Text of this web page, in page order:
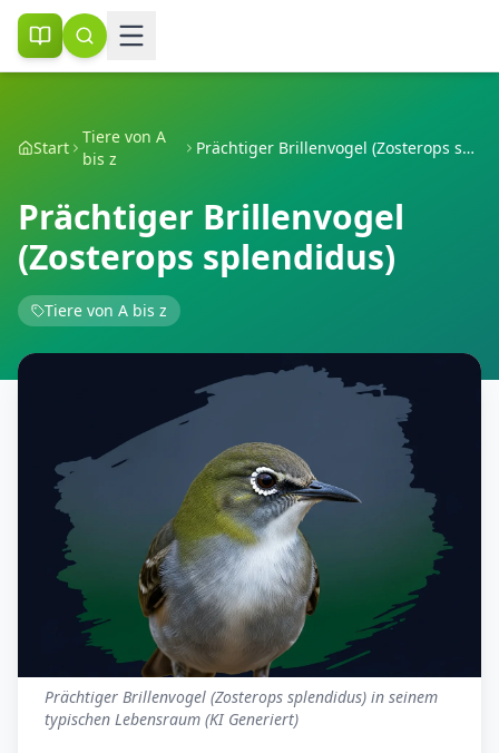
Start
Tiere von A
bis z
Prächtiger Brillenvogel (Zosterops splendidus)
Prächtiger Brillenvogel
(Zosterops splendidus)
Tiere von A bis z
Prächtiger Brillenvogel (Zosterops splendidus) in seinem
typischen Lebensraum (KI Generiert)